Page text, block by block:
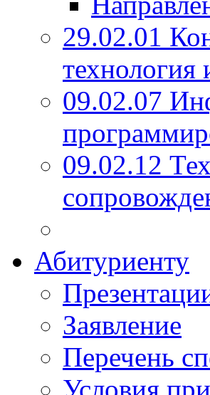
29.02.01
технология
09.02.07
09.02.12
Абитуриенту
Заявление
Перечень